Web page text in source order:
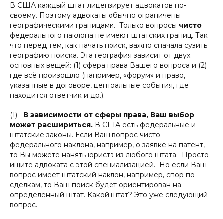
В США каждый штат лицензирует адвокатов по-
своему. Поэтому адвокаты обычно ограничены
географическими границами. Только вопросы чисто
федерального наклона не имеют штатских границ. Так
что перед тем, как начать поиск, важно сначала сузить
географию поиска. Эта география зависит от двух
основных вещей: (1) сфера права Вашего вопроса и (2)
где всё произошло (например, «форум» и право,
указанные в договоре, центральные события, где
находится ответчик и др.).
(1) В зависимости от сферы права, Ваш выбор
может расшириться. В США есть федеральные и
штатские законы. Если Ваш вопрос чисто
федерального наклона, например, о заявке на патент,
то Вы можете нанять юриста из любого штата. Просто
ищите адвоката с этой специализацией. Но если Ваш
вопрос имеет штатский наклон, например, спор по
сделкам, то Ваш поиск будет ориентирован на
определенный штат. Какой штат? Это уже следующий
вопрос.